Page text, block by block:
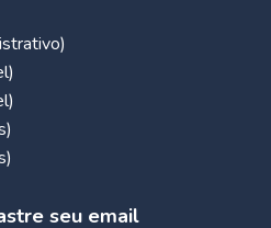
seu email